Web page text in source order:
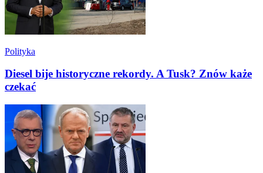
Polityka
Diesel bije historyczne rekordy. A Tusk? Znów każe
czekać